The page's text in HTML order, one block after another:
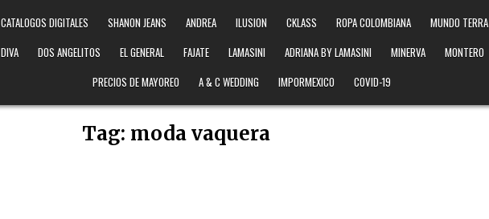
CATALOGOS DIGITALES SHANON JEANS ANDREA ILUSION CKLASS ROPA COLOMBIANA MUNDO TERRA
DIVA DOS ANGELITOS EL GENERAL FAJATE LAMASINI ADRIANA BY LAMASINI MINERVA MONTERO
PRECIOS DE MAYOREO
A & C WEDDING IMPORMEXICO COVID-19
Tag: moda vaquera